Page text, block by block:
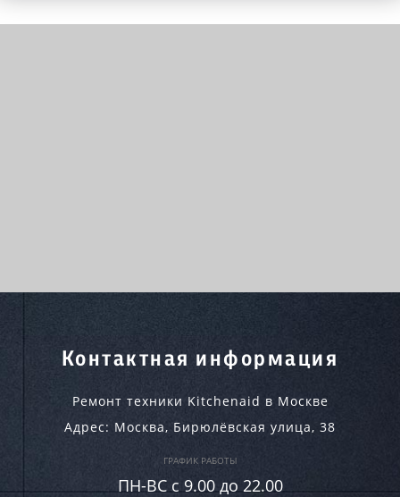
Контактная информация
Ремонт техники Kitchenaid в Москве
Адрес: Москва, Бирюлёвская улица, 38
ГРАФИК РАБОТЫ
ПН-ВC c 9.00 до 22.00